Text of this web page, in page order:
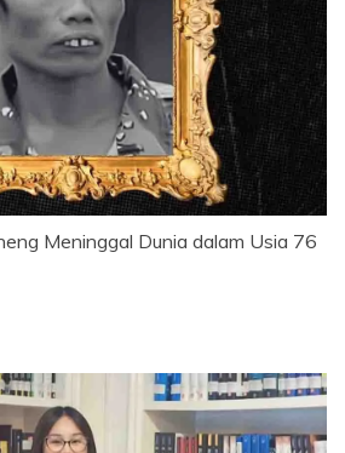
Meninggal Dunia dalam Usia 76